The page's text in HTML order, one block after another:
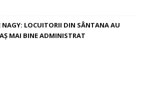
NAGY: LOCUITORII DIN SÂNTANA AU
MAI BINE ADMINISTRAT